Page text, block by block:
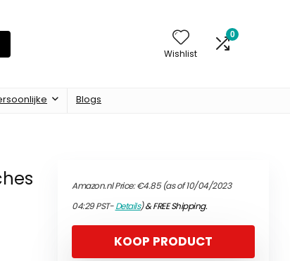
Wishlist
0
Blogs
Amazon.nl Price:€4.85(as of 10/04/2023
04:29 PST-Details)&FREE Shipping.
KOOP PRODUCT